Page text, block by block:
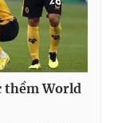
thềm World